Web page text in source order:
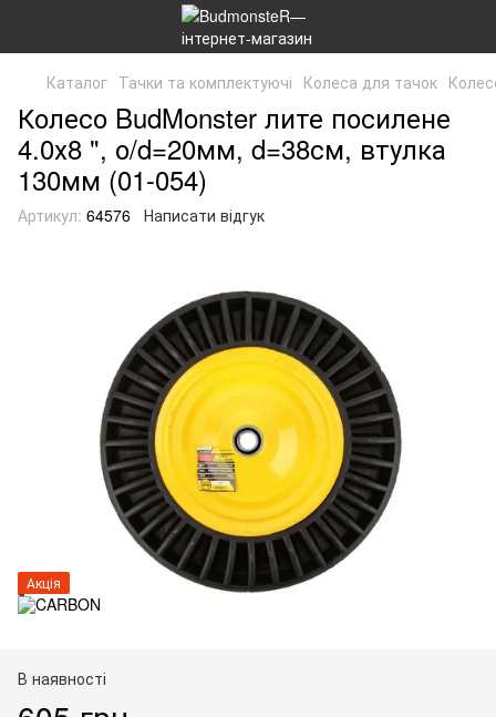
Каталог Тачки та комплектуючі Колеса для тачок
Колесо BudMonster лите посилене
4.0х8 ", о/d=20мм, d=38см, втулка
130мм (01-054)
Артикул: 64576 Написати відгук
Акція
В наявності